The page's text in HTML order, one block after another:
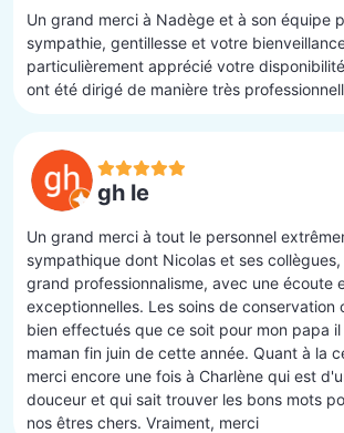
Un grand merci à Nadège et à son équipe
sympathie, gentillesse et votre
particulièrement apprécié votre
ont été dirigé de manière très
gh le
Un grand merci à tout le personnel
sympathique dont Nicolas et ses
grand professionnalisme, avec une écoute
exceptionnelles. Les soins de conservation
bien effectués que ce soit pour mon papa
maman fin juin de cette année. Quant à la
merci encore une fois à Charlène qui est
douceur et qui sait trouver les bons mots
nos êtres chers. Vraiment, merci